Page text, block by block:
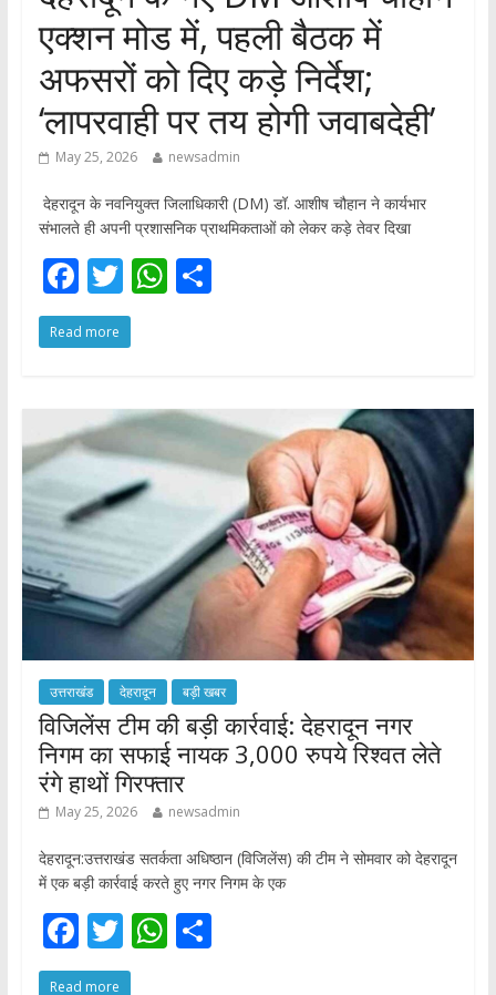
एक्शन मोड में, पहली बैठक में
अफसरों को दिए कड़े निर्देश;
‘लापरवाही पर तय होगी जवाबदेही’
May 25, 2026 newsadmin
देहरादून के नवनियुक्त जिलाधिकारी (DM) डॉ. आशीष चौहान ने कार्यभार
संभालते ही अपनी प्रशासनिक प्राथमिकताओं को लेकर कड़े तेवर दिखा
F
ac
e
o
o
k
T
w
itt
W
A
p
S
Read more
उत्तराखंड देहरादून बड़ी खबर
विजिलेंस टीम की बड़ी कार्रवाई: देहरादून नगर
निगम का सफाई नायक 3,000 रुपये रिश्वत लेते
रंगे हाथों गिरफ्तार
May 25, 2026 newsadmin
देहरादून:उत्तराखंड सतर्कता अधिष्ठान (विजिलेंस) की टीम ने सोमवार को देहरादून
में एक बड़ी कार्रवाई करते हुए नगर निगम के एक
F
ac
T
w
W S
Read more